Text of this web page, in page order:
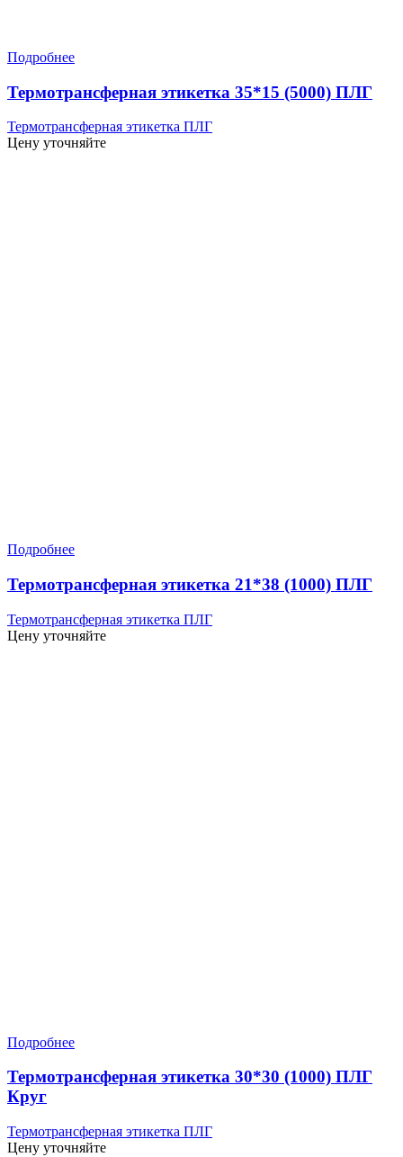
Подробнее
Термотрансферная этикетка 35*15 (5000) ПЛГ
Термотрансферная этикетка ПЛГ
Цену уточняйте
Подробнее
Термотрансферная этикетка 21*38 (1000) ПЛГ
Термотрансферная этикетка ПЛГ
Цену уточняйте
Подробнее
Термотрансферная этикетка 30*30 (1000) ПЛГ
Круг
Термотрансферная этикетка ПЛГ
Цену уточняйте